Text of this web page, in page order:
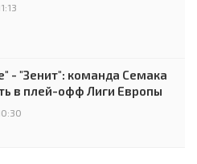
- "Зенит": команда Семака
в плей-офф Лиги Европы